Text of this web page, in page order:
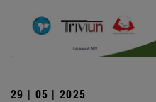
29 | 05 | 2025